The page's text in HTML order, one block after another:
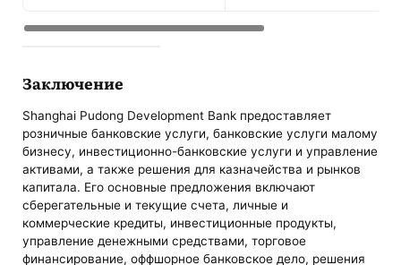
Заключение
Shanghai Pudong Development Bank предоставляет
розничные банковские услуги, банковские услуги малому
бизнесу, инвестиционно-банковские услуги и управление
активами, а также решения для казначейства и рынков
капитала. Его основные предложения включают
сберегательные и текущие счета, личные и
коммерческие кредиты, инвестиционные продукты,
управление денежными средствами, торговое
финансирование, оффшорное банковское дело, решения